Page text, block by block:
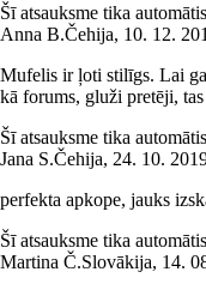
Šī atsauksme tika
Anna B.Čehija, 10. 12.
Mufelis ir ļoti stilīgs. Lai
kā forums, gluži pretēji,
Šī atsauksme tika
Jana S.Čehija, 24. 10.
perfekta apkope, jauks
Šī atsauksme tika
Martina Č.Slovākija, 14.